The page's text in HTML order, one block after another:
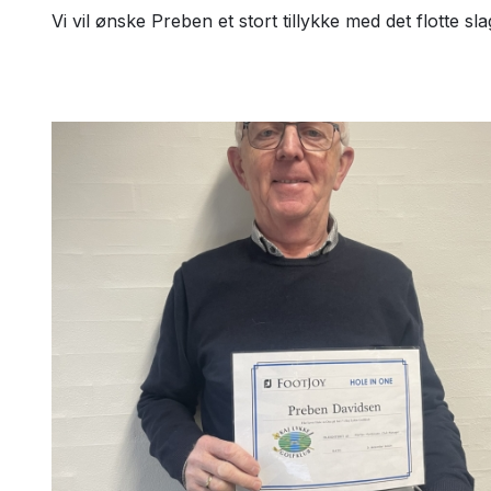
Vi vil ønske Preben et stort tillykke med det flotte